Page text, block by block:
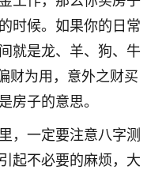
时候。如果你的日常
就是龙、羊、狗、牛
财为用，意外之财买
房子的意思。
，一定要注意八字测
起不必要的麻烦，大
给我奶奶做超度，她今年
离世，刚开始我经常
友介绍，找到慧来老
梦再也没有梦到过
，图个心安，给亡母
信也不行。